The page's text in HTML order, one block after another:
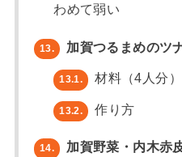
わめて弱い
13. 加賀つるまめのツ
13.1. 材料（4人分）
13.2. 作り方
14. 加賀野菜・内木赤